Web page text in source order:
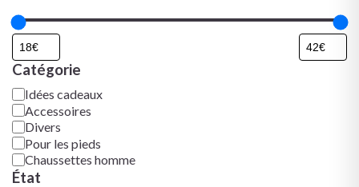
Catégorie
Idées cadeaux
Accessoires
Divers
Pour les pieds
Chaussettes homme
État